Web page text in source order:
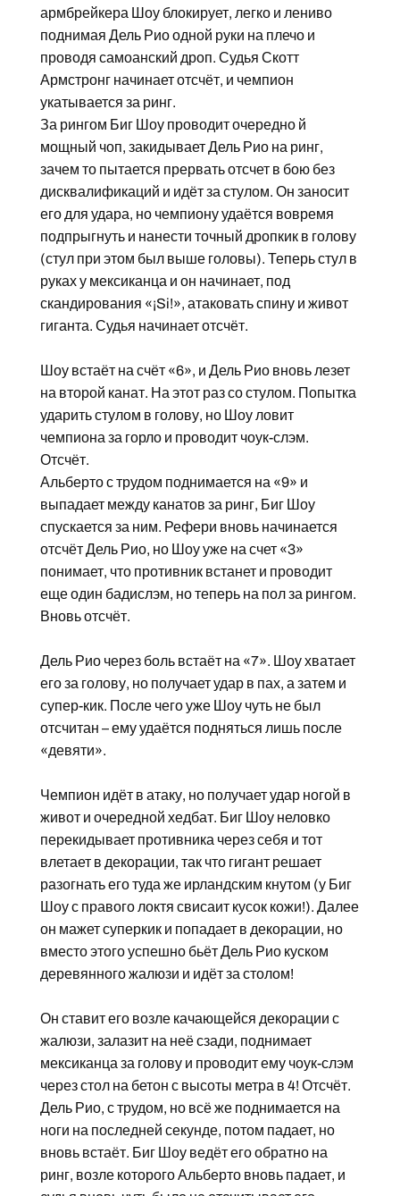
армбрейкера Шоу блокирует, легко и лениво
поднимая Дель Рио одной руки на плечо и
проводя самоанский дроп. Судья Скотт
Армстронг начинает отсчёт, и чемпион
укатывается за ринг.
За рингом Биг Шоу проводит очередно й
мощный чоп, закидывает Дель Рио на ринг,
зачем то пытается прервать отсчет в бою без
дисквалификаций и идёт за стулом. Он заносит
его для удара, но чемпиону удаётся вовремя
подпрыгнуть и нанести точный дропкик в голову
(стул при этом был выше головы). Теперь стул в
руках у мексиканца и он начинает, под
скандирования «¡Si!», атаковать спину и живот
гиганта. Судья начинает отсчёт.
Шоу встаёт на счёт «6», и Дель Рио вновь лезет
на второй канат. На этот раз со стулом. Попытка
ударить стулом в голову, но Шоу ловит
чемпиона за горло и проводит чоук-слэм.
Отсчёт.
Альберто с трудом поднимается на «9» и
выпадает между канатов за ринг, Биг Шоу
спускается за ним. Рефери вновь начинается
отсчёт Дель Рио, но Шоу уже на счет «3»
понимает, что противник встанет и проводит
еще один бадислэм, но теперь на пол за рингом.
Вновь отсчёт.
Дель Рио через боль встаёт на «7». Шоу хватает
его за голову, но получает удар в пах, а затем и
супер-кик. После чего уже Шоу чуть не был
отсчитан – ему удаётся подняться лишь после
«девяти».
Чемпион идёт в атаку, но получает удар ногой в
живот и очередной хедбат. Биг Шоу неловко
перекидывает противника через себя и тот
влетает в декорации, так что гигант решает
разогнать его туда же ирландским кнутом (у Биг
Шоу с правого локтя свисаит кусок кожи!). Далее
он мажет суперкик и попадает в декорации, но
вместо этого успешно бьёт Дель Рио куском
деревянного жалюзи и идёт за столом!
Он ставит его возле качающейся декорации с
жалюзи, залазит на неё сзади, поднимает
мексиканца за голову и проводит ему чоук-слэм
через стол на бетон с высоты метра в 4! Отсчёт.
Дель Рио, с трудом, но всё же поднимается на
ноги на последней секунде, потом падает, но
вновь встаёт. Биг Шоу ведёт его обратно на
ринг, возле которого Альберто вновь падает, и